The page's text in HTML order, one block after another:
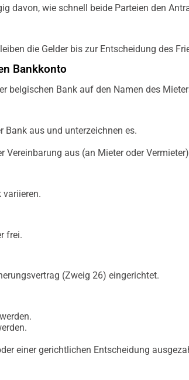
davon, wie schnell beide Parteien den
die Gelder bis zur Entscheidung des
Bankkonto
belgischen Bank auf den Namen des
Bank aus und unterzeichnen es.
Vereinbarung aus (an Mieter oder
variieren.
frei.
(Zweig 26) eingerichtet.
einer gerichtlichen Entscheidung